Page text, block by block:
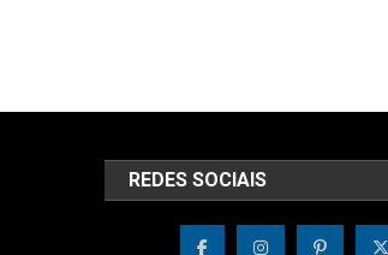
REDES SOCIAIS